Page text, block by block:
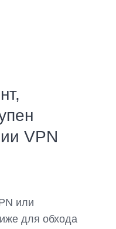
VPN
или
для обхода